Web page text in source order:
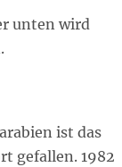
unten wird
ist das
gefallen. 1982